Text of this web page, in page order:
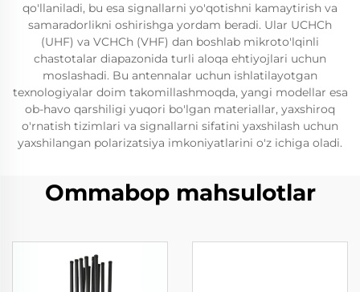
qo'llaniladi, bu esa signallarni yo'qotishni kamaytirish va
samaradorlikni oshirishga yordam beradi. Ular UCHCh
(UHF) va VCHCh (VHF) dan boshlab mikroto'lqinli
chastotalar diapazonida turli aloqa ehtiyojlari uchun
moslashadi. Bu antennalar uchun ishlatilayotgan
texnologiyalar doim takomillashmoqda, yangi modellar esa
ob-havo qarshiligi yuqori bo'lgan materiallar, yaxshiroq
o'rnatish tizimlari va signallarni sifatini yaxshilash uchun
yaxshilangan polarizatsiya imkoniyatlarini o'z ichiga oladi.
Ommabop mahsulotlar